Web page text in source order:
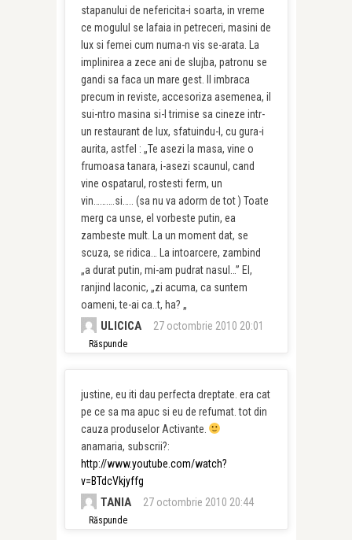
stapanului de nefericita-i soarta, in vreme
ce mogulul se lafaia in petreceri, masini de
lux si femei cum numa-n vis se-arata. La
implinirea a zece ani de slujba, patronu se
gandi sa faca un mare gest. Il imbraca
precum in reviste, accesoriza asemenea, il
sui-ntro masina si-l trimise sa cineze intr-
un restaurant de lux, sfatuindu-l, cu gura-i
aurita, astfel : „Te asezi la masa, vine o
frumoasa tanara, i-asezi scaunul, cand
vine ospatarul, rostesti ferm, un
vin……….si….. (sa nu va adorm de tot ) Toate
merg ca unse, el vorbeste putin, ea
zambeste mult. La un moment dat, se
scuza, se ridica… La intoarcere, zambind
„a durat putin, mi-am pudrat nasul…” El,
ranjind laconic, „zi acuma, ca suntem
oameni, te-ai ca..t, ha? „
ULICICA 27 octombrie 2010 20:01
Răspunde
justine, eu iti dau perfecta dreptate. era cat
pe ce sa ma apuc si eu de refumat. tot din
cauza produselor Activante.
anamaria, subscrii?:
http://www.youtube.com/watch?
v=BTdcVkjyffg
TANIA 27 octombrie 2010 20:44
Răspunde